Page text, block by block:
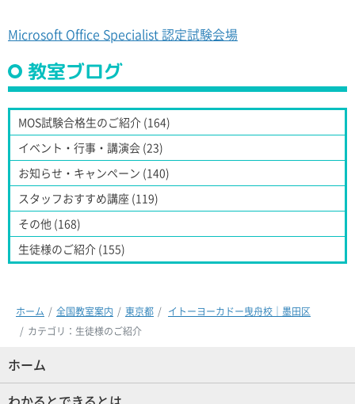
Microsoft Office Specialist 認定試験会場
教室ブログ
MOS試験合格生のご紹介 (164)
イベント・行事・講演会 (23)
お知らせ・キャンペーン (140)
スタッフおすすめ講座 (119)
その他 (168)
生徒様のご紹介 (155)
ホーム 全国教室案内 東京都
イトーヨーカドー曳舟校｜墨田区
カテゴリ：生徒様のご紹介
ホーム